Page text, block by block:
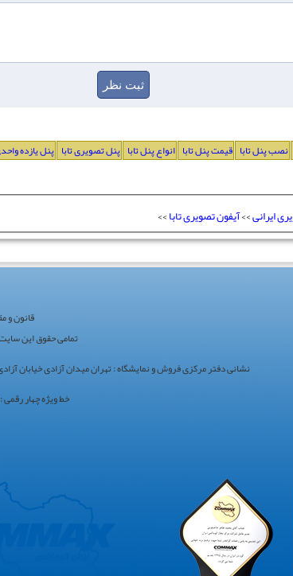
نصب پنل تابا قیمت پنل تابا انواع پنل تابا پنل تصویری تابا پنل یازده
ایرانی>>آیفون تصویری تابا>>
قانون و
تمامی حقوق این
نشانی دفتر مرکزی فروش و نمایشگاه : تهران میدان آزادی خیابان آزادی میدان استاد معین خیابان ۲۱
خط ویژه چهار رقمی : 0216123 مستقیم : 66006600